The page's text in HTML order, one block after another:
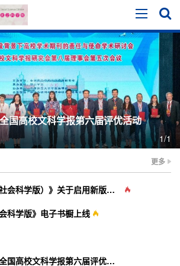
国高校文科学报第六届评优活动
1/1
更多
《重庆大学学报（社会科学版）》关于启用新版投审稿系统的通知
科学版》电子书橱上线
重庆大学期刊社在全国高校文科学报第六届评优活动中获佳绩